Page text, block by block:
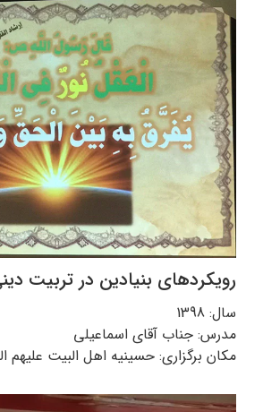
رویکردهای بنیادین در تربیت
سال: 1398
مدرس: جناب آقای اسماعیلی
مکان برگزاری: حسینیه اهل البیت علیهم